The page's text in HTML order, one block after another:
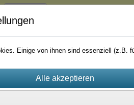
berlin
Einige von ihnen sind essenziell (z.B.